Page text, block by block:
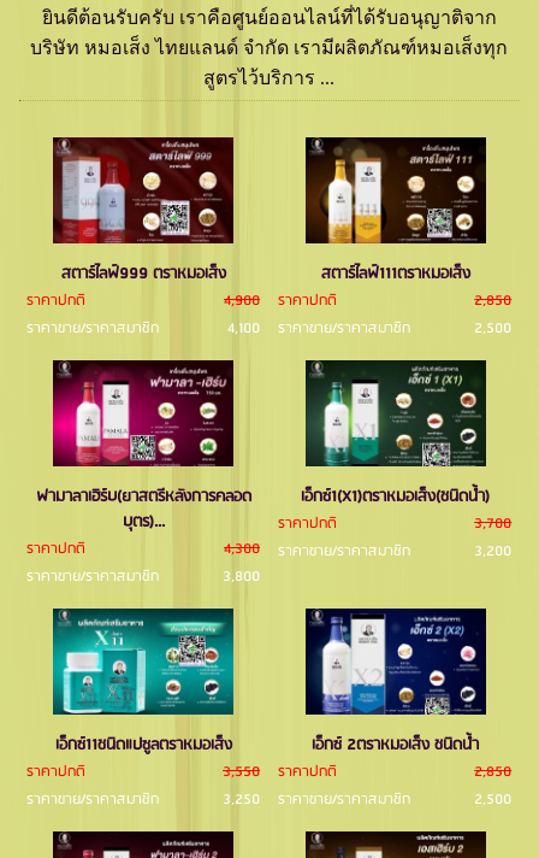
ยินดีต้อนรับครับ เราคือศูนย์ออนไลน์ที่ได้รับอนุญาติจาก
บริษัท หมอเส็ง ไทยแลนด์ จำกัด เรามีผลิตภัณฑ์หมอเส็งทุก
สูตรไว้บริการ ...
สตาร์ไลฟ์999 ตราหมอเส็ง
ราคาปกติ
4,900
ราคาขาย/ราคาสมาชิก
4,100
สตาร์ไลฟ์111ตราหมอเส็ง
ราคาปกติ
2,850
ราคาขาย/ราคาสมาชิก
2,500
ฟามาลาเฮิร์บ(ยาสตรีหลังการคลอด
บุตร)...
ราคาปกติ
4,300
ราคาขาย/ราคาสมาชิก
3,800
เอ็กซ์1(X1)ตราหมอเส็ง(ชนิดนํ้า)
ราคาปกติ
3,700
ราคาขาย/ราคาสมาชิก
3,200
เอ็กซ์11ชนิดแปซูลตราหมอเส็ง
ราคาปกติ
3,550
ราคาขาย/ราคาสมาชิก
3,250
เอ็กซ์ 2ตราหมอเส็ง ชนิดนํ้า
ราคาปกติ
2,850
ราคาขาย/ราคาสมาชิก
2,500